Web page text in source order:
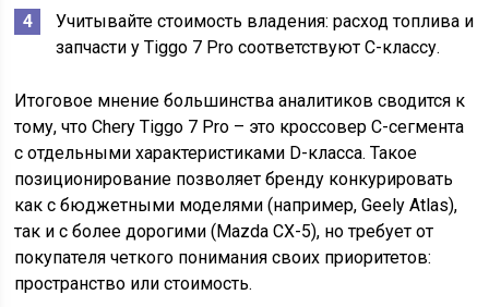
Учитывайте стоимость владения: расход топлива и
запчасти у Tiggo 7 Pro соответствуют C-классу.
Итоговое мнение большинства аналитиков сводится к
тому, что Chery Tiggo 7 Pro – это кроссовер C-сегмента
с отдельными характеристиками D-класса. Такое
позиционирование позволяет бренду конкурировать
как с бюджетными моделями (например, Geely Atlas),
так и с более дорогими (Mazda CX-5), но требует от
покупателя четкого понимания своих приоритетов:
пространство или стоимость.